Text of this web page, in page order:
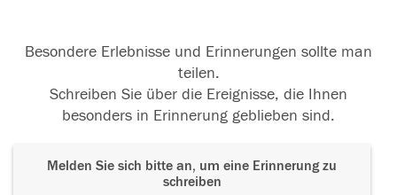
Besondere Erlebnisse und Erinnerungen sollte man
teilen.
Schreiben Sie über die Ereignisse, die Ihnen
besonders in Erinnerung geblieben sind.
Melden Sie sich bitte an, um eine Erinnerung zu
schreiben